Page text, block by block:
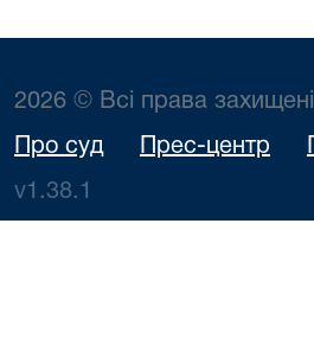
2026 © Всі права захищені
Про суд Прес-центр
v1.38.1